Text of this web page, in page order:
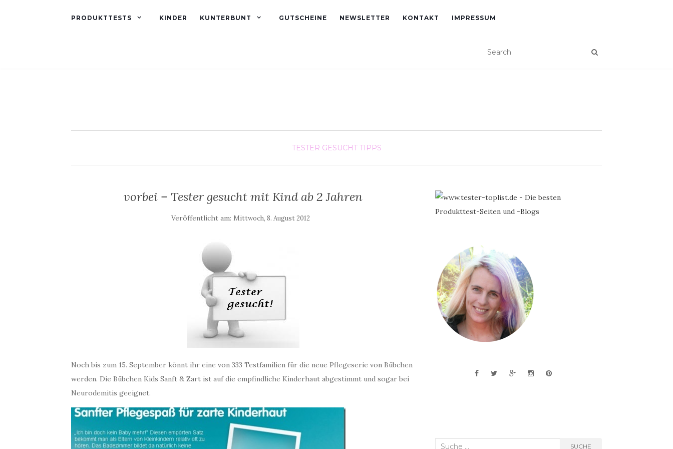
PRODUKTTESTS KINDER KUNTERBUNT GUTSCHEINE NEWSLETTER KONTAKT IMPRESSUM
TESTER GESUCHT TIPPS
vorbei – Tester gesucht mit Kind ab 2 Jahren
Veröffentlicht am: Mittwoch, 8. August 2012
Noch bis zum 15. September könnt ihr eine von 333 Testfamilien für die neue Pflegeserie von Bübchen
werden. Die Bübchen Kids Sanft & Zart ist auf die empfindliche Kinderhaut abgestimmt und sogar bei
Neurodemitis geeignet.
Suche SUCHE